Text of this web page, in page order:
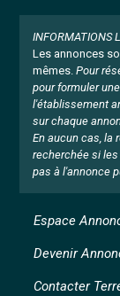
INFORMATIONS
Les annonces
mêmes. Pour
pour formuler
l'établissement
sur chaque
En aucun cas, la
recherchée si
pas à l'annonce
Espace
Devenir
Contacter